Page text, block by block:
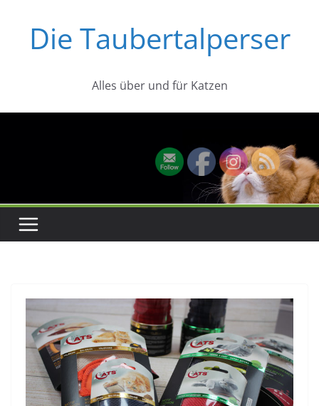
springenDie Taubertalperser
Alles über und für Katzen